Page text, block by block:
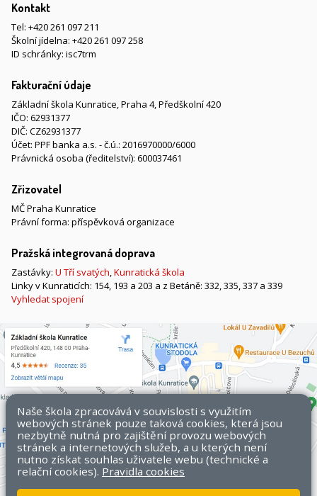
Kontakt
Tel: +420 261 097 211
Školní jídelna: +420 261 097 258
ID schránky: isc7trm
Fakturační údaje
Základní škola Kunratice, Praha 4, Předškolní 420
IČO: 62931377
DIČ: CZ62931377
Účet: PPF banka a.s. - č.ú.: 2016970000/6000
Právnická osoba (ředitelství): 600037461
Zřizovatel
MČ Praha Kunratice
Právní forma: příspěvková organizace
Pražská integrovaná doprava
Zastávky: U Tří svatých,Kunratická škola
Linky v Kunraticích: 154, 193 a 203 a z Betáně: 332, 335, 337 a 339
Vyhledat spojení
Naše škola zpracovává v souvislosti s využitím
webových stránek pouze taková cookies, která jsou
nezbytně nutná pro zajištění provozu webových
stránek a internetových služeb, a u kterých není
nutno získat souhlas uživatele webu (technické a
relační cookies). Pravidla cookies